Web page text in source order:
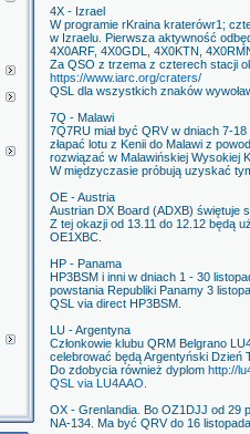
4X - Izrael
W programie rKraina kraterówr1;
w Izraelu. Pierwsza aktywność
4X0ARF, 4X0GDL, 4X0KTN,
Za QSO z trzema z czterech stacji
https://www.iarc.org/craters/
QSL dla wszystkich znaków
7Q - Malawi
7Q7RU miał być QRV w dniach 7-
złapać lotu z Kenii do Malawi z
rozwiązać w Malawińskiej Wysokiej
W międzyczasie próbują uzyskać
OE - Austria
Austrian DX Board (ADXB) świętuje
Z tej okazji od 13.11 do 12.12 będą
OE1XBC.
HP - Panama
HP3BSM i inni w dniach 1 - 30
powstania Republiki Panamy 3
QSL via direct HP3BSM.
LU - Argentyna
Członkowie klubu QRM Belgrano
celebrować będą Argentyński Dzień
Do zdobycia również dyplom http://
QSL via LU4AAO.
OX - Grenlandia. Bo OZ1DJJ od 29
NA-134. Ma być QRV do 16